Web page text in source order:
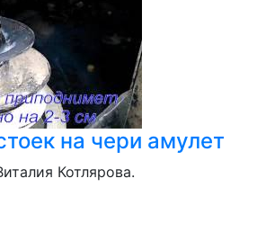
на чери амулет
Котлярова.